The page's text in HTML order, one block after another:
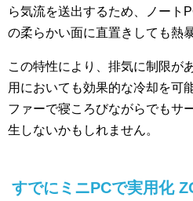
ら気流を送出するため、ノート
の柔らかい面に直置きしても熱
この特性により、排気に制限が
用においても効果的な冷却を可
ファーで寝ころびながらでもサ
生しないかもしれません。
すでにミニPCで実用化